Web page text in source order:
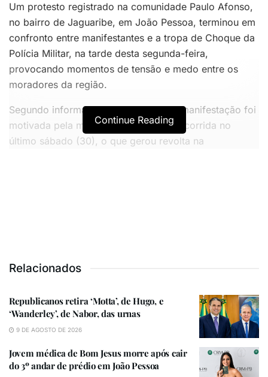
Um protesto registrado na comunidade Paulo Afonso,
no bairro de Jaguaribe, em João Pessoa, terminou em
confronto entre manifestantes e a tropa de Choque da
Polícia Militar, na tarde desta segunda-feira,
provocando momentos de tensão e medo entre os
moradores da região.
Segundo informações preliminares, a manifestação foi
motivada pela morte de um morador ocorrida no
último sábado (30), o que gerou revolta na
Nabor, das urnas
Jovem médica de Bom Jesus morre após cair do 3º andar
de prédio em João Pessoa
Continue Reading
Relacionados
Republicanos retira ‘Motta’, de Hugo, e
‘Wanderley’, de Nabor, das urnas
9 DE AGOSTO DE 2026
Jovem médica de Bom Jesus morre após cair
do 3º andar de prédio em João Pessoa